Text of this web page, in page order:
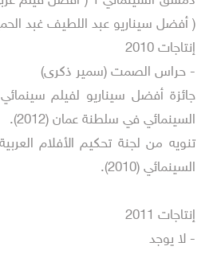
( أفضل سيناريو عبد اللطيف غبد الحميد 2009 )
إنتاجات 2010
- حراس الصمت (سمير ذكرى)
جائزة أفضل سيناريو لفيلم
السينمائي في سلطنة عمان (2012).
تنويه من لجنة تحكيم الأفلام
السينمائي (2010).
إنتاجات 2011
- لا يوجد